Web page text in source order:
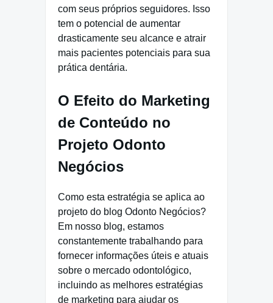
com seus próprios seguidores. Isso
tem o potencial de aumentar
drasticamente seu alcance e atrair
mais pacientes potenciais para sua
prática dentária.
O Efeito do Marketing
de Conteúdo no
Projeto Odonto
Negócios
Como esta estratégia se aplica ao
projeto do blog Odonto Negócios?
Em nosso blog, estamos
constantemente trabalhando para
fornecer informações úteis e atuais
sobre o mercado odontológico,
incluindo as melhores estratégias
de marketing para ajudar os